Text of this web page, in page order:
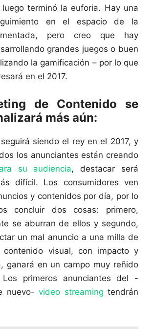
terminó la euforia. Hay una
en el espacio de la
pero creo que hay
grandes juegos o buen
la gamificación – por lo que
en el 2017.
de Contenido se
más aún:
siendo el rey en el 2017, y
los anunciantes están creando
su audiencia, destacar será
difícil. Los consumidores ven
y contenidos por día, por lo
concluir dos cosas: primero,
se aburran de ellos y segundo,
un mal anuncio a una milla de
contenido visual, con impacto y
ganará en un campo muy reñido
primeros anunciantes del -
nuevo- video streaming tendrán